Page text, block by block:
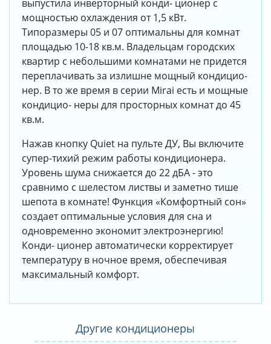
выпустила инверторный конди- ционер с
мощностью охлаждения от 1,5 кВт.
Типоразмеры 05 и 07 оптимальны для комнат
площадью 10-18 кв.м. Владельцам городских
квартир с небольшими комнатами не придется
переплачивать за излишне мощный кондицио-
нер. В то же время в серии Mirai есть и мощные
кондицио- неры для просторных комнат до 45
кв.м.
Нажав кнопку Quiet на пульте ДУ, Вы включите
супер-тихий режим работы кондиционера.
Уровень шума снижается до 22 дБА - это
сравнимо с шелестом листвы и заметно тише
шепота в комнате! Функция «Комфортный сон»
создает оптимальные условия для сна и
одновременно экономит электроэнергию!
Конди- ционер автоматически корректирует
температуру в ночное время, обеспечивая
максимальный комфорт.
Другие кондиционеры